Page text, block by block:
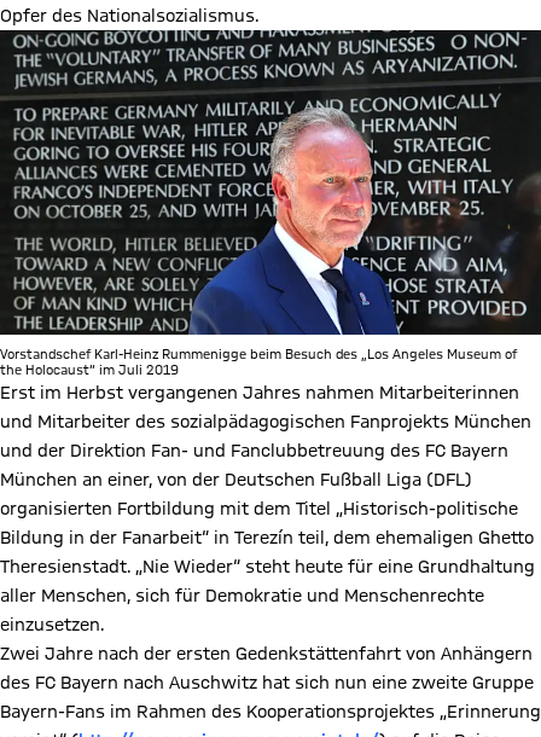
Opfer des Nationalsozialismus.
Vorstandschef Karl-Heinz Rummenigge beim Besuch des „Los Angeles Museum of
the Holocaust“ im Juli 2019
Erst im Herbst vergangenen Jahres nahmen Mitarbeiterinnen
und Mitarbeiter des sozialpädagogischen Fanprojekts München
und der Direktion Fan- und Fanclubbetreuung des FC Bayern
München an einer, von der Deutschen Fußball Liga (DFL)
organisierten Fortbildung mit dem Titel „Historisch-politische
Bildung in der Fanarbeit“ in Terezín teil, dem ehemaligen Ghetto
Theresienstadt. „Nie Wieder“ steht heute für eine Grundhaltung
aller Menschen, sich für Demokratie und Menschenrechte
einzusetzen.
Zwei Jahre nach der ersten Gedenkstättenfahrt von Anhängern
des FC Bayern nach Auschwitz hat sich nun eine zweite Gruppe
Bayern-Fans im Rahmen des Kooperationsprojektes „Erinnerung